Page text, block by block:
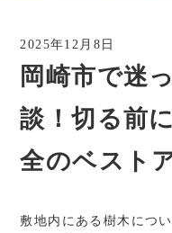
2025年12月8日
岡崎市で迷
談！切る前
全のベスト
敷地内にある樹木につ